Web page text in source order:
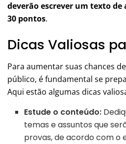
deverão escrever um texto
30 pontos.
Dicas Valiosas
Para aumentar suas chances
público, é fundamental se
Aqui estão algumas dicas
Estude o conteúdo:
temas e assuntos que
provas, de acordo com o